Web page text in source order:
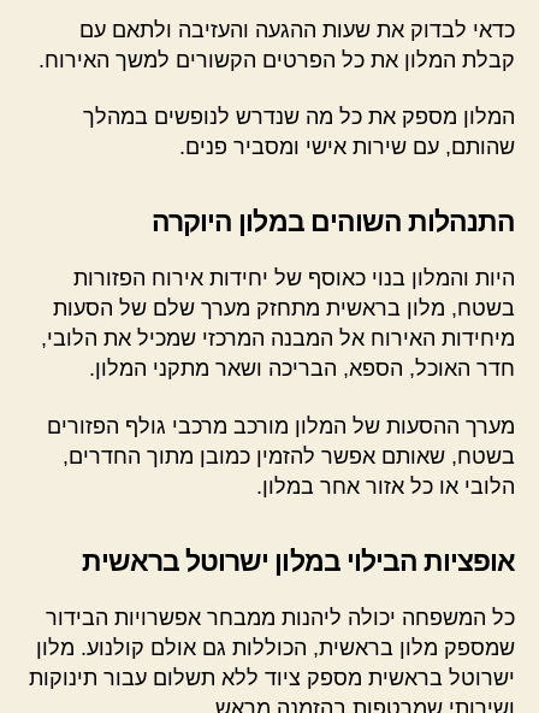
כדאי לבדוק את שעות ההגעה והעזיבה ולתאם עם
קבלת המלון את כל הפרטים הקשורים למשך האירוח.
המלון מספק את כל מה שנדרש לנופשים במהלך
שהותם, עם שירות אישי ומסביר פנים.
התנהלות השוהים במלון היוקרה
היות והמלון בנוי כאוסף של יחידות אירוח הפזורות
בשטח, מלון בראשית מתחזק מערך שלם של הסעות
מיחידות האירוח אל המבנה המרכזי שמכיל את הלובי,
חדר האוכל, הספא, הבריכה ושאר מתקני המלון.
מערך ההסעות של המלון מורכב מרכבי גולף הפזורים
בשטח, שאותם אפשר להזמין כמובן מתוך החדרים,
הלובי או כל אזור אחר במלון.
אופציות הבילוי במלון ישרוטל בראשית
כל המשפחה יכולה ליהנות ממבחר אפשרויות הבידור
שמספק מלון בראשית, הכוללות גם אולם קולנוע. מלון
ישרוטל בראשית מספק ציוד ללא תשלום עבור תינוקות
ושירותי שמרטפות בהזמנה מראש.